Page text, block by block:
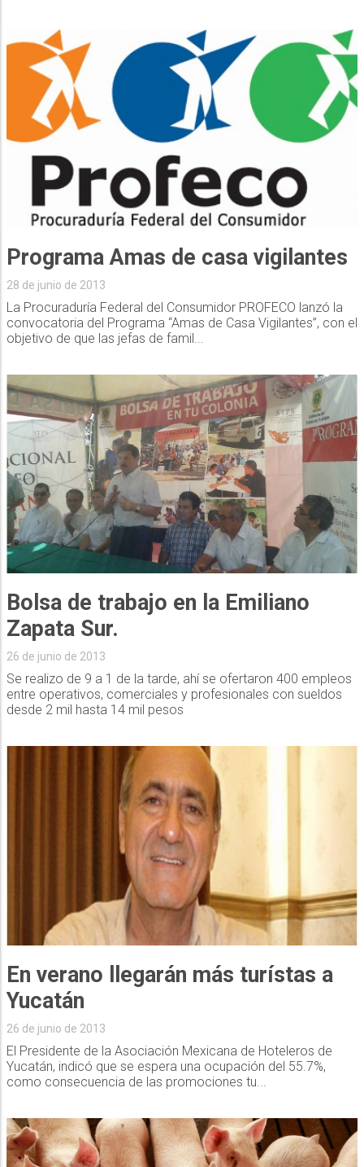
28 de junio de 2013
La Procuraduría Federal del Consumidor PROFECO lanzó la
convocatoria del Programa “Amas de Casa Vigilantes”, con el
objetivo de que las jefas de famil...
Bolsa de trabajo en la Emiliano
Zapata Sur.
26 de junio de 2013
Se realizo de 9 a 1 de la tarde, ahí se ofertaron 400 empleos
entre operativos, comerciales y profesionales con sueldos
desde 2 mil hasta 14 mil pesos
En verano llegarán más turístas a
Yucatán
26 de junio de 2013
El Presidente de la Asociación Mexicana de Hoteleros de
Yucatán, indicó que se espera una ocupación del 55.7%,
como consecuencia de las promociones tu...